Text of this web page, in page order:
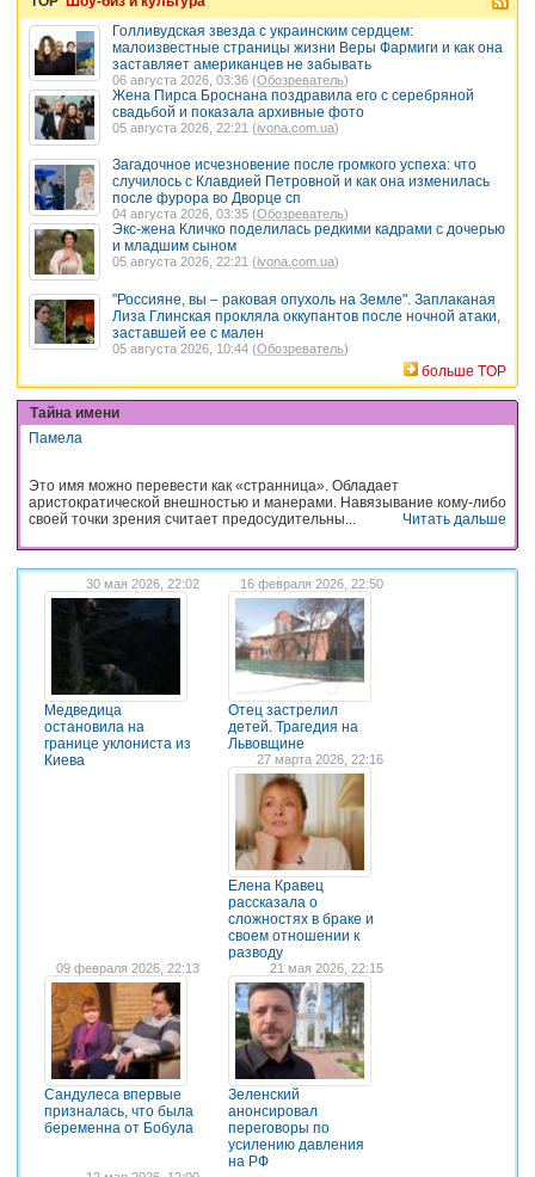
Голливудская звезда с украинским сердцем:
малоизвестные страницы жизни Веры Фармиги и как она
заставляет американцев не забывать
06 августа 2026, 03:36 (Обозреватель)
Жена Пирса Броснана поздравила его с серебряной
свадьбой и показала архивные фото
05 августа 2026, 22:21 (ivona.com.ua)
Загадочное исчезновение после громкого успеха: что
случилось с Клавдией Петровной и как она изменилась
после фурора во Дворце сп
04 августа 2026, 03:35 (Обозреватель)
Экс-жена Кличко поделилась редкими кадрами с дочерью
и младшим сыном
05 августа 2026, 22:21 (ivona.com.ua)
"Россияне, вы – раковая опухоль на Земле". Заплаканая
Лиза Глинская прокляла оккупантов после ночной атаки,
заставшей ее с мален
05 августа 2026, 10:44 (Обозреватель)
больше TOP
Тайна имени
Памела
Это имя можно перевести как «странница». Обладает
аристократической внешностью и манерами. Навязывание кому-либо
своей точки зрения считает предосудительны...
Читать дальше
30 мая 2026, 22:02
Медведица
остановила на
границе уклониста из
Киева
16 февраля 2026, 22:50
Отец застрелил
детей. Трагедия на
Львовщине
27 марта 2026, 22:16
Елена Кравец
рассказала о
сложностях в браке и
своем отношении к
разводу
09 февраля 2026, 22:13
Сандулеса впервые
призналась, что была
беременна от Бобула
21 мая 2026, 22:15
Зеленский
анонсировал
переговоры по
усилению давления
на РФ